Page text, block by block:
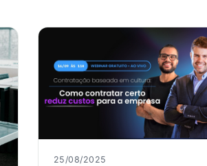
25/08/2025